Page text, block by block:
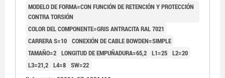
MODELO DE FORMA=CON FUNCIÓN DE RETENCIÓN Y PROTECCIÓN
CONTRA TORSIÓN
COLOR DEL COMPONENTE=GRIS ANTRACITA RAL 7021
CARRERA S=10 CONEXIÓN DE CABLE BOWDEN=SIMPLE
TAMAÑO=2 LONGITUD DE EMPUÑADURA=65,2 L1=25 L2=20
L3=21,2 L4=8 SW=22